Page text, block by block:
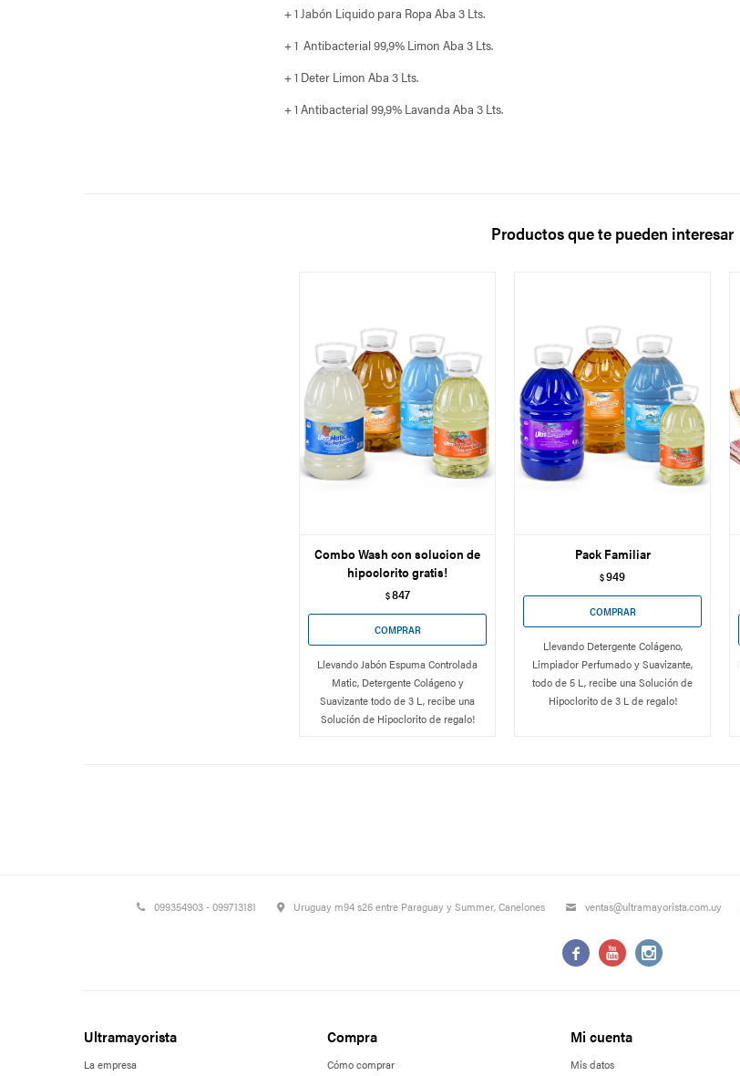
+ 1 Jabón Liquido para Ropa Aba 3 Lts.
+ 1 Antibacterial 99,9% Limon Aba 3 Lts.
+ 1 Deter Limon Aba 3 Lts.
+ 1 Antibacterial 99,9% Lavanda Aba 3 Lts.
Productos que te pueden interesar
Combo Wash con solucion de
hipoclorito gratis!
$847
Llevando Jabón Espuma Controlada
Matic, Detergente Colágeno y
Suavizante todo de 3 L, recibe una
Solución de Hipoclorito de regalo!
Pack Familiar
$949
Llevando Detergente Colágeno,
Limpiador Perfumado y Suavizante,
todo de 5 L, recibe una Solución de
Hipoclorito de 3 L de regalo!
099354903 - 099713181 Uruguay m94 s26 entre Paraguay y Summer, Canelones ventas@ultramayorista.com.uy
  
Ultramayorista
La empresa
Compra
Cómo comprar
Mi cuenta
Mis datos